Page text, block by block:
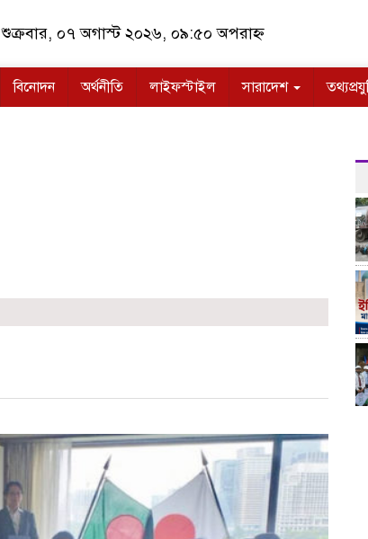
শুক্রবার, ০৭ অগাস্ট ২০২৬, ০৯:৫০ অপরাহ্ন
বিনোদন অর্থনীতি লাইফস্টাইল সারাদেশ